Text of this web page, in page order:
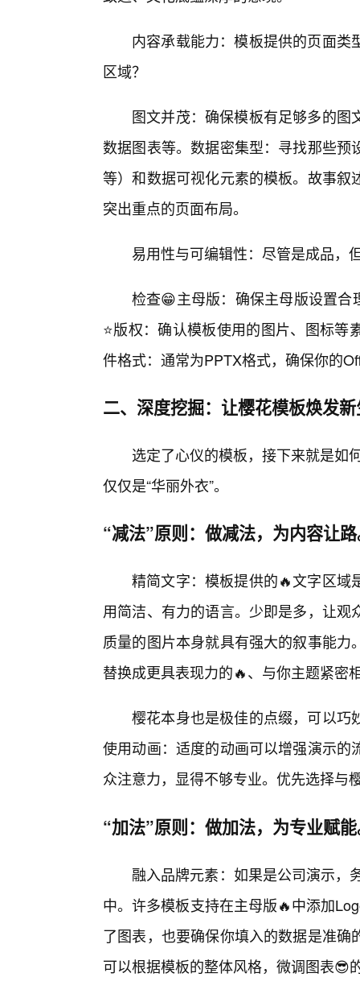
内容承载能力：模板提供的页面
区域？
图文并茂：确保模板有足够多的
数据图表等。数据密集型：寻找那些
等）和数据可视化元素的模板。故事
突出重点的页面布局。
易用性与可编辑性：尽管是成品，
检查😁主母版：确保主母版设置
⭐版权：确认模板使用的图片、图标
件格式：通常为PPTX格式，确保你的
二、深度挖掘：让樱花模板焕发
选定了心仪的模板，接下来就是如
仅仅是“华丽外衣”。
“减法”原则：做减法，为内容让
精简文字：模板提供的🔥文字区域
用简洁、有力的语言。少即是多，让
质量的图片本身就具有强大的叙事能
替换成更具表现力的🔥、与你主题紧密
樱花本身也是极佳的点缀，可以巧
使用动画：适度的动画可以增强演示
众注意力，显得不够专业。优先选择与
“加法”原则：做加法，为专业赋
融入品牌元素：如果是公司演示，
中。许多模板支持在主母版🔥中添加
了图表，也要确保你填入的数据是准
可以根据模板的整体风格，微调图表😎